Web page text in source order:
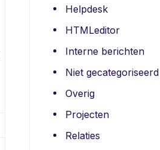
Helpdesk
HTMLeditor
Interne berichten
Niet gecategoriseerd
Overig
Projecten
Relaties